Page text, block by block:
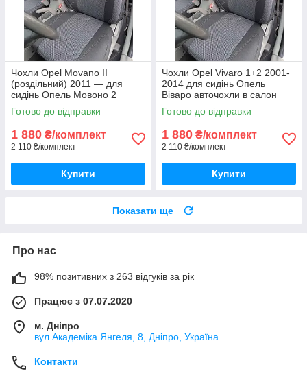
Чохли Opel Movano II
(роздільний) 2011 — для
сидінь Опель Мовоно 2
авточохли в салон якість
Готово до відправки
1 880 ₴/комплект
2 110 ₴/комплект
Купити
Чохли Opel Vivaro 1+2 2001-
2014 для сидінь Опель
Віваро авточохли в салон
якість
Готово до відправки
1 880 ₴/комплект
2 110 ₴/комплект
Купити
Показати ще
Про нас
98% позитивних з 263 відгуків за рік
Працює з 07.07.2020
м. Дніпро
вул Академіка Янгеля, 8, Дніпро, Україна
Контакти